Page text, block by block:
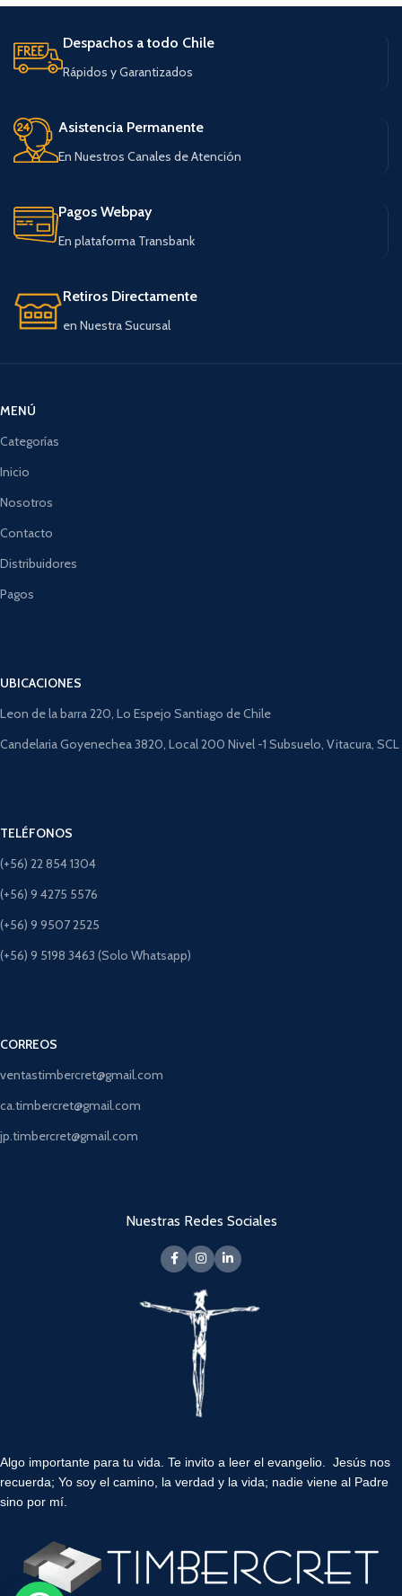
Despachos a todo Chile
Rápidos y Garantizados
Asistencia Permanente
En Nuestros Canales de Atención
Pagos Webpay
En plataforma Transbank
Retiros Directamente
en Nuestra Sucursal
MENÚ
Categorías
Inicio
Nosotros
Contacto
Distribuidores
Pagos
UBICACIONES
Leon de la barra 220, Lo Espejo Santiago de Chile
Candelaria Goyenechea 3820, Local 200 Nivel -1 Subsuelo, Vitacura, SCL
TELÉFONOS
(+56) 22 854 1304
(+56) 9 4275 5576
(+56) 9 9507 2525
(+56) 9 5198 3463 (Solo Whatsapp)
CORREOS
ventastimbercret@gmail.com
ca.timbercret@gmail.com
jp.timbercret@gmail.com
Nuestras Redes Sociales
Algo importante para tu vida. Te invito a leer el evangelio. Jesús nos
recuerda; Yo soy el camino, la verdad y la vida; nadie viene al Padre
sino por mí.